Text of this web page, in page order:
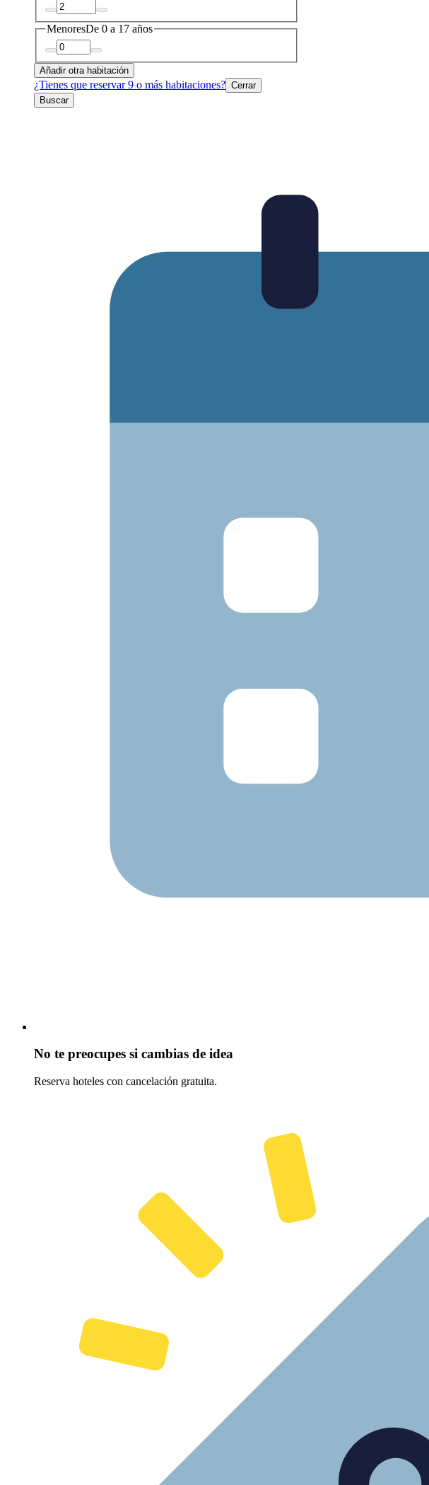
MenoresDe 0 a 17 años
Añadir otra habitación
¿Tienes que reservar 9 o más habitaciones? Cerrar
Buscar
No te preocupes si cambias de idea
Reserva hoteles con cancelación gratuita.